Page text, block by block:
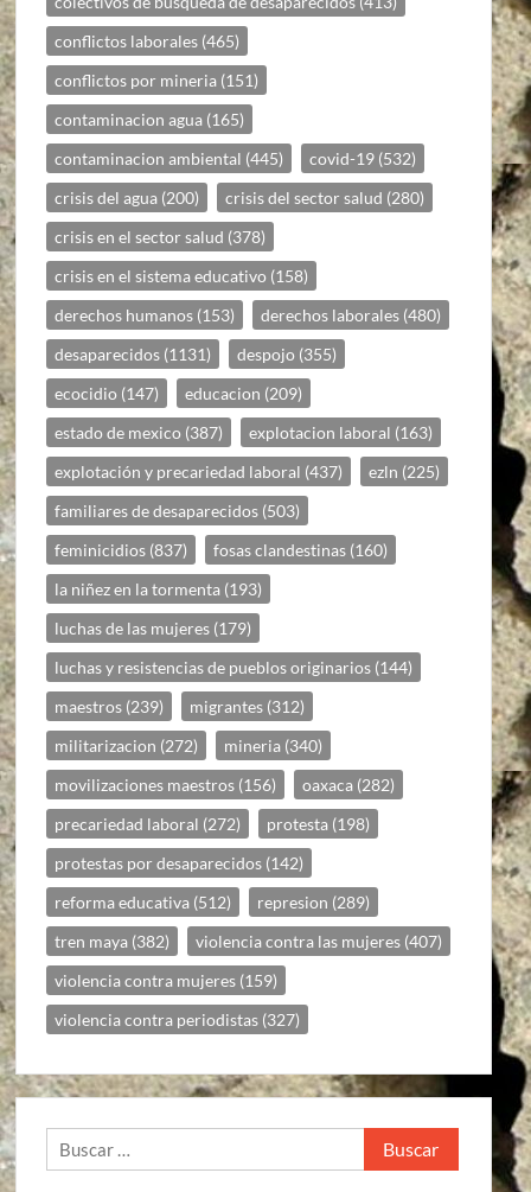
conflictos laborales (465)
conflictos por mineria (151)
contaminacion agua (165)
contaminacion ambiental (445) covid-19 (532)
crisis del agua (200) crisis del sector salud (280)
crisis en el sector salud (378)
crisis en el sistema educativo (158)
derechos humanos (153) derechos laborales (480)
desaparecidos (1131) despojo (355)
ecocidio (147) educacion (209)
estado de mexico (387) explotacion laboral (163)
explotación y precariedad laboral (437) ezln (225)
familiares de desaparecidos (503)
feminicidios (837) fosas clandestinas (160)
la niñez en la tormenta (193)
luchas de las mujeres (179)
luchas y resistencias de pueblos originarios (144)
maestros (239) migrantes (312)
militarizacion (272) mineria (340)
movilizaciones maestros (156) oaxaca (282)
precariedad laboral (272) protesta (198)
protestas por desaparecidos (142)
reforma educativa (512) represion (289)
tren maya (382) violencia contra las mujeres (407)
violencia contra mujeres (159)
violencia contra periodistas (327)
Buscar: